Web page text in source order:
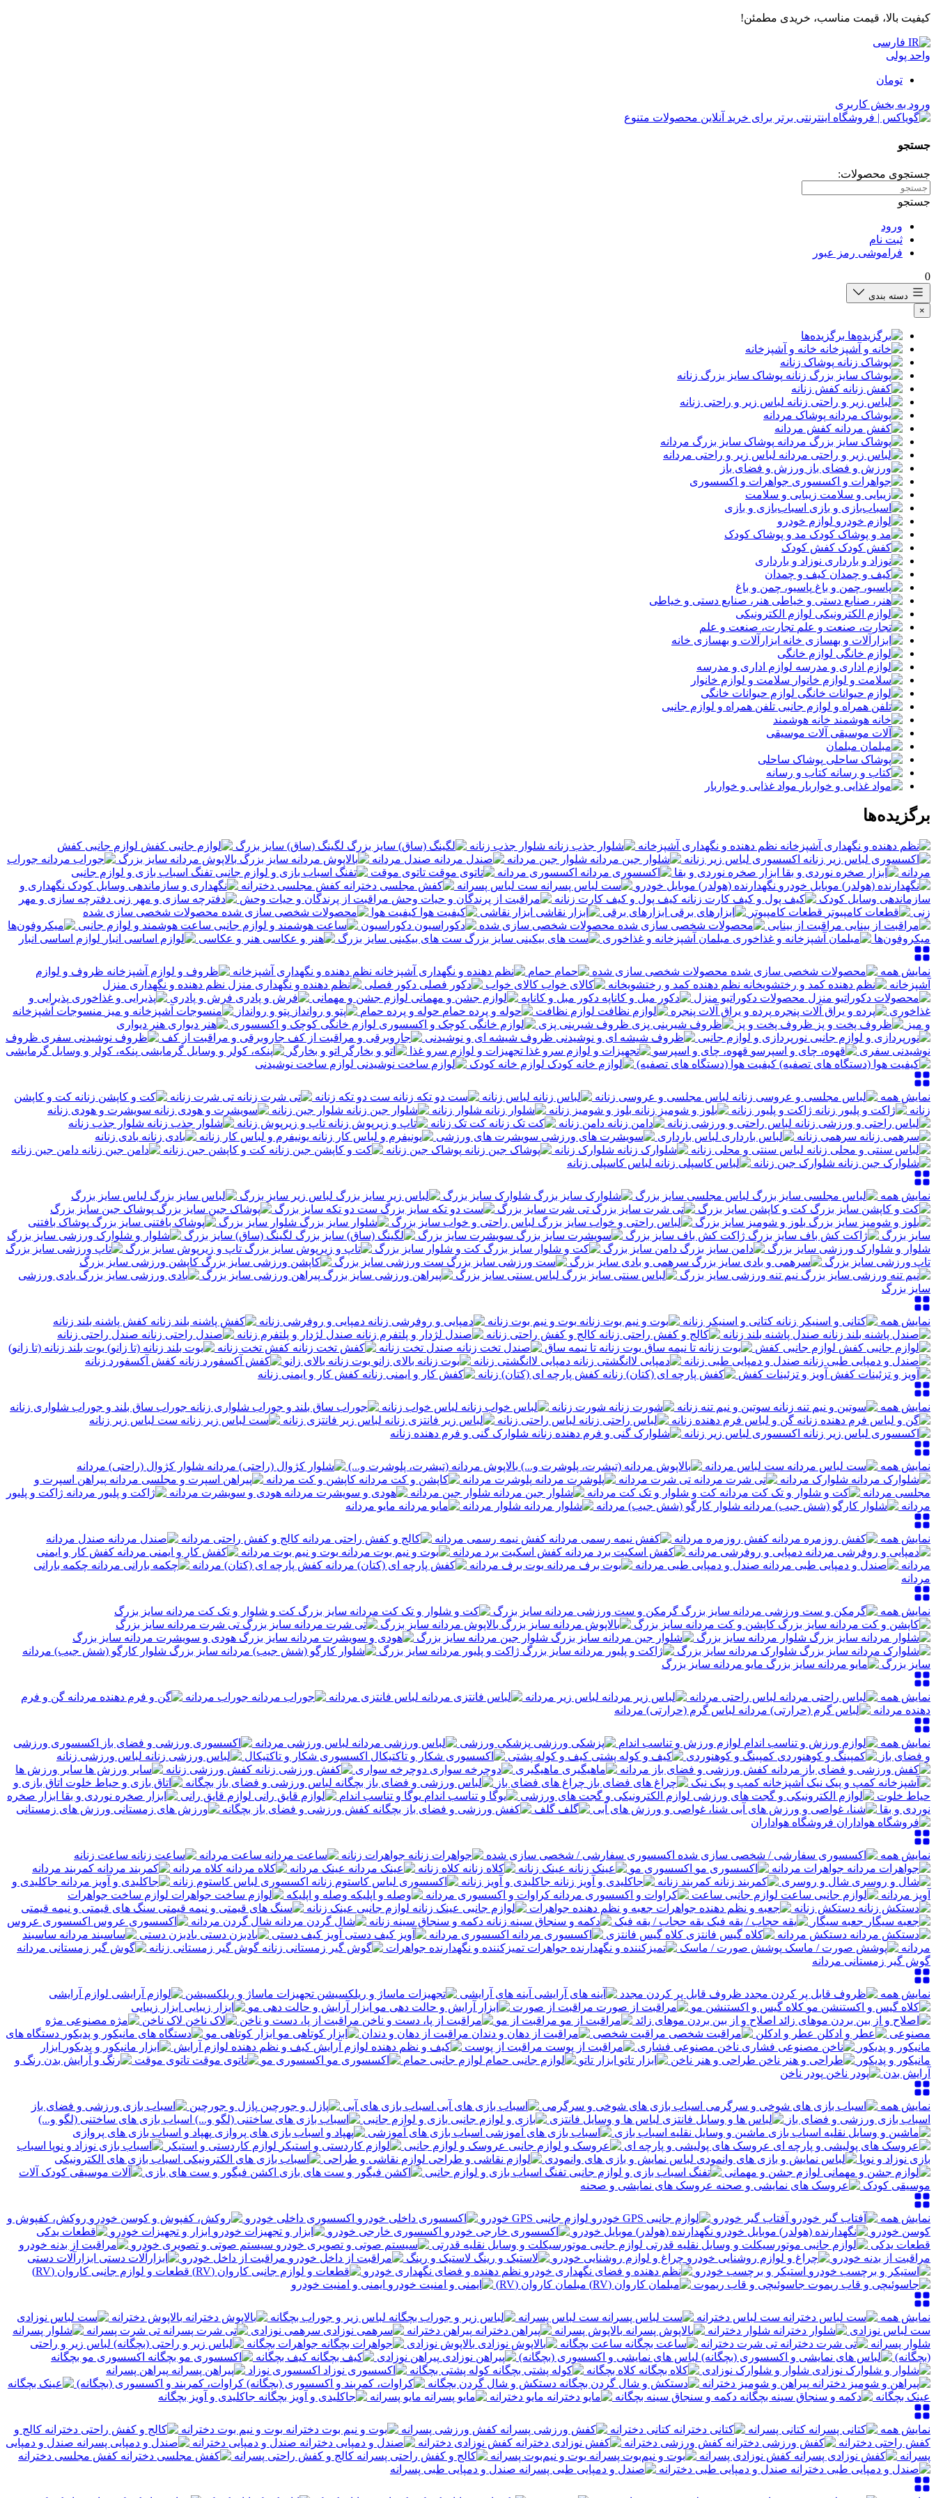
کیفیت بالا، قیمت مناسب، خریدی مطمئن!
فارسی
واحد پولی
تومان
ورود به بخش کاربری
جستجو
جستجوی محصولات:
جستجو
ورود
ثبت نام
فراموشی رمز عبور
0
دسته بندی
×
برگزیده‌ها
خانه و آشپزخانه
پوشاک زنانه
پوشاک سایز بزرگ زنانه
کفش زنانه
لباس زیر و راحتی زنانه
پوشاک مردانه
کفش مردانه
پوشاک سایز بزرگ مردانه
لباس زیر و راحتی مردانه
ورزش و فضای باز
جواهرات و اکسسوری
زیبایی و سلامت
اسباب‌بازی و بازی
لوازم خودرو
مد و پوشاک کودک
کفش کودک
نوزاد و بارداری
کیف و چمدان
پاسیو، چمن و باغ
هنر، صنایع دستی و خیاطی
لوازم الکترونیکی
تجارت، صنعت و علم
ابزارآلات و بهسازی خانه
لوازم خانگی
لوازم اداری و مدرسه
سلامت و لوازم خانوار
لوازم حیوانات خانگی
تلفن همراه و لوازم جانبی
خانه هوشمند
آلات موسیقی
مبلمان
پوشاک ساحلی
کتاب و رسانه
مواد غذایی و خواربار
برگزیده‌ها
نظم دهنده و نگهداری آشپزخانه شلوار جذب زنانه لگینگ (ساق) سایز بزرگ
لوازم جانبی کفش
اکسسوری لباس زیر زنانه
شلوار جین مردانه صندل مردانه بالاپوش مردانه سایز بزرگ
جوراب
مردانه
ابزار صخره نوردی و بقا اکسسوری مردانه تاتوی موقت
تفنگ اسباب بازی و لوازم جانبی
نگهدارنده (هولدر) موبایل خودرو
ست لباس پسرانه کفش مجلسی دخترانه
نگهداری و
سازماندهی وسایل کودک
کیف پول و کیف کارت زنانه مراقبت از پرندگان و حیات وحش
دفترچه سازی و مهر
زنی
قطعات کامپیوتر ابزارهای برقی ابزار نقاشی کیفیت هوا
محصولات شخصی سازی شده
مراقبت از بینایی
محصولات شخصی سازی شده دکوراسیون
ساعت هوشمند و لوازم جانبی
میکروفون‌ها
مبلمان آشپزخانه و غذاخوری ست های بیکینی سایز بزرگ هنر و عکاسی لوازم اساسی انبار
نمایش همه محصولات شخصی سازی شده حمام نظم دهنده و نگهداری آشپزخانه
ظروف و لوازم
آشپزخانه
نظم دهنده کمد و رختشویخانه کالای خواب دکور فصلی
نظم دهنده و نگهداری منزل
محصولات دکوراتیو منزل
دکور مبل و کاناپه لوازم جشن و مهمانی فرش و پادری
پذیرایی و
غذاخوری
پرده و یراق آلات پنجره لوازم نظافت حوله و پرده حمام پتو و روانداز
منسوجات آشپزخانه
و میز
ظروف پخت و پز ظروف شیرینی پزی لوازم خانگی کوچک و اکسسوری
هنر دیواری
نورپردازی و لوازم جانبی
ظروف شیشه ای و نوشیدنی جاروبرقی و مراقبت از کف
ظروف
نوشیدنی سفری
قهوه، چای و اسپرسو تجهیزات و لوازم سرو غذا اتو و بخارگر
پنکه، کولر و وسایل گرمایشی
کیفیت هوا (دستگاه های تصفیه)
لوازم خانه کودک لوازم ساخت نوشیدنی
نمایش همه لباس مجلسی و عروسی زنانه لباس زنانه ست دو تکه زنانه تی شرت زنانه
کت و کاپشن
زنانه
ژاکت و پلیور زنانه بلوز و شومیز زنانه شلوار زنانه شلوار جین زنانه
سویشرت و هودی زنانه
لباس راحتی و ورزشی زنانه
دامن زنانه کت تک زنانه تاپ و زیرپوش زنانه
شلوار جذب زنانه
سرهمی زنانه
لباس بارداری سویشرت های ورزشی یونیفرم و لباس کار زنانه
بادی زنانه
لباس سنتی و محلی زنانه
شلوارک زنانه پوشاک جین زنانه کت و کاپشن جین زنانه
دامن جین زنانه
شلوارک جین زنانه
لباس کاسپلی زنانه
نمایش همه لباس مجلسی سایز بزرگ شلوارک سایز بزرگ لباس زیر سایز بزرگ
لباس سایز بزرگ
کت و کاپشن سایز بزرگ
تی شرت سایز بزرگ ست دو تکه سایز بزرگ
پوشاک جین سایز بزرگ
بلوز و شومیز سایز بزرگ
لباس راحتی و خواب سایز بزرگ شلوار سایز بزرگ
پوشاک بافتنی
سایز بزرگ
ژاکت کش باف سایز بزرگ سویشرت سایز بزرگ
لگینگ (ساق) سایز بزرگ
شلوار و شلوارک ورزشی سایز بزرگ
دامن سایز بزرگ کت و شلوار سایز بزرگ
تاپ و زیرپوش سایز بزرگ
تاپ ورزشی سایز بزرگ
سرهمی و بادی سایز بزرگ ست ورزشی سایز بزرگ
کاپشن ورزشی سایز بزرگ
نیم تنه ورزشی سایز بزرگ
لباس سنتی سایز بزرگ پیراهن ورزشی سایز بزرگ
بادی ورزشی
سایز بزرگ
نمایش همه کتانی و اسنیکر زنانه بوت و نیم بوت زنانه دمپایی و روفرشی زنانه
کفش پاشنه بلند زنانه
صندل پاشنه بلند زنانه
کالج و کفش راحتی زنانه صندل لژدار و پلتفرم زنانه
صندل راحتی زنانه
لوازم جانبی کفش
بوت زنانه تا نیمه ساق صندل تخت زنانه کفش تخت زنانه
بوت بلند زنانه (تا زانو)
صندل و دمپایی طبی زنانه
دمپایی لاانگشتی زنانه بوت زنانه بالای زانو
کفش آکسفورد زنانه
آویز و تزئینات کفش
کفش پارچه ای (کتان) زنانه کفش کار و ایمنی زنانه
نمایش همه سوتین و نیم تنه زنانه شورت زنانه لباس خواب زنانه
جوراب ساق بلند و جوراب شلواری زنانه
گن و لباس فرم دهنده زنانه
لباس راحتی زنانه لباس زیر فانتزی زنانه
ست لباس زیر زنانه
اکسسوری لباس زیر زنانه
شلوارک گنی و فرم دهنده زنانه
نمایش همه ست لباس مردانه بالاپوش مردانه (تیشرت، پلوشرت و...)
شلوار کژوال (راحتی) مردانه
شلوارک مردانه
تی شرت مردانه پلوشرت مردانه کاپشن و کت مردانه
پیراهن اسپرت و
مجلسی مردانه
کت و شلوار و تک کت مردانه شلوار جین مردانه هودی و سویشرت مردانه
ژاکت و پلیور
مردانه
شلوار کارگو (شش جیب) مردانه شلوار مردانه مایو مردانه
نمایش همه کفش روزمره مردانه کفش نیمه رسمی مردانه کالج و کفش راحتی مردانه
صندل مردانه
دمپایی و روفرشی مردانه
کفش اسکیت برد مردانه بوت و نیم بوت مردانه
کفش کار و ایمنی
مردانه
صندل و دمپایی طبی مردانه بوت برف مردانه کفش پارچه ای (کتان) مردانه
چکمه بارانی
مردانه
نمایش همه گرمکن و ست ورزشی مردانه سایز بزرگ
کت و شلوار و تک کت مردانه سایز بزرگ
کاپشن و کت مردانه سایز بزرگ
بالاپوش مردانه سایز بزرگ
تی شرت مردانه سایز بزرگ
شلوار مردانه سایز بزرگ
شلوار جین مردانه سایز بزرگ
هودی و سویشرت مردانه سایز بزرگ
شلوارک مردانه سایز بزرگ
ژاکت و پلیور مردانه سایز بزرگ
شلوار کارگو (شش جیب) مردانه
سایز بزرگ
مایو مردانه سایز بزرگ
نمایش همه لباس راحتی مردانه لباس زیر مردانه لباس فانتزی مردانه جوراب مردانه
گن و فرم
دهنده مردانه
لباس گرم (حرارتی) مردانه
نمایش همه لوازم ورزش و تناسب اندام پزشکی ورزشی لباس ورزشی مردانه
اکسسوری ورزشی
و فضای باز
کمپینگ و کوهنوردی کیف و کوله پشتی اکسسوری شکار و تاکتیکال
لباس ورزشی زنانه
کفش ورزشی و فضای باز مردانه
ماهیگیری دوچرخه سواری کفش ورزشی زنانه
سایر ورزش ها
آشپزخانه کمپ و پیک نیک
چراغ های فضای باز لباس ورزشی و فضای باز بچگانه
اتاق بازی و
حیاط خلوت
لوازم الکترونیکی و گجت های ورزشی یوگا و تناسب اندام لوازم قایق رانی
ابزار صخره
نوردی و بقا
شنا، غواصی و ورزش های آبی گلف کفش ورزشی و فضای باز بچگانه
ورزش های زمستانی
فروشگاه هواداران
نمایش همه اکسسوری سفارشی / شخصی سازی شده جواهرات زنانه ساعت مردانه
ساعت زنانه
جواهرات مردانه
اکسسوری مو عینک زنانه کلاه زنانه عینک مردانه کلاه مردانه
کمربند مردانه
شال و روسری
کمربند زنانه جاکلیدی و آویز زنانه اکسسوری لباس کاستوم زنانه
جاکلیدی و
آویز مردانه
لوازم جانبی ساعت کراوات و اکسسوری مردانه وصله و اپلیکه
لوازم ساخت جواهرات
دستکش زنانه
جعبه و نظم دهنده جواهرات لوازم جانبی عینک زنانه
سنگ های قیمتی و نیمه قیمتی
جعبه سیگار
یقه حجاب / یقه فیک دکمه و سنجاق سینه زنانه شال گردن مردانه
اکسسوری عروس
دستکش مردانه
کلاه گیس فانتزی اکسسوری مردانه آویز کیف دستی بادبزن دستی
ساسبند
مردانه
پوشش صورت / ماسک تمیزکننده و نگهدارنده جواهرات
گوش گیر زمستانی زنانه
گوش گیر زمستانی مردانه
نمایش همه ظروف قابل پر کردن مجدد آینه های آرایشی تجهیزات ماساژ و ریلکسیشن
لوازم آرایشی
کلاه گیس و اکستنشن مو
مراقبت از صورت ابزار آرایش و حالت دهی مو
ابزار زیبایی
اصلاح و از بین بردن موهای زائد
مراقبت از مو مراقبت از پا، دست و ناخن لاک ناخن
مژه
مصنوعی
عطر و ادکلن مراقبت شخصی مراقبت از دهان و دندان ابزار کوتاهی مو
دستگاه های
مانیکور و پدیکور
ناخن مصنوعی فشاری مراقبت از پوست کیف و نظم دهنده لوازم آرایش
ابزار
مانیکور و پدیکور
طراحی و هنر ناخن ابزار تاتو لوازم جانبی حمام اکسسوری مو تاتوی موقت
رنگ و
آرایش بدن
پودر ناخن
نمایش همه اسباب بازی های شوخی و سرگرمی اسباب بازی های آبی
پازل و جورچین
اسباب بازی ورزشی و فضای باز
لباس ها و وسایل فانتزی بازی و لوازم جانبی
اسباب بازی های ساختنی (لگو و...)
ماشین و وسایل نقلیه اسباب بازی
اسباب بازی های آموزشی
پهپاد و اسباب بازی های پروازی
عروسک های پولیشی و پارچه ای
عروسک و لوازم جانبی لوازم کاردستی و استیکر
اسباب
بازی نوزاد و نوپا
لباس نمایش و بازی های وانمودی لوازم نقاشی و طراحی
اسباب بازی های الکترونیکی
لوازم جشن و مهمانی
تفنگ اسباب بازی و لوازم جانبی اکشن فیگور و ست های بازی
آلات
موسیقی کودک
عروسک های نمایشی و صحنه
نمایش همه آفتاب گیر خودرو لوازم جانبی GPS خودرو اکسسوری داخلی خودرو
روکش، کفپوش و
کوسن خودرو
نگهدارنده (هولدر) موبایل خودرو اکسسوری خارجی خودرو
ابزار و تجهیزات خودرو
قطعات یدکی
لوازم جانبی موتورسیکلت و وسایل نقلیه قدرتی
سیستم صوتی و تصویری خودرو
مراقبت از بدنه خودرو
چراغ و لوازم روشنایی خودرو لاستیک و رینگ مراقبت از داخل خودرو
ابزارآلات دستی
استیکر و برچسب خودرو
نظم دهنده و فضای نگهداری خودرو
قطعات و لوازم جانبی کاروان (RV)
جاسوئیچی و قاب ریموت
مبلمان کاروان (RV) ایمنی و امنیت خودرو
نمایش همه ست لباس دخترانه ست لباس پسرانه لباس زیر و جوراب بچگانه
بالاپوش دخترانه
ست لباس نوزادی
شلوار دخترانه بالاپوش پسرانه پیراهن دخترانه سرهمی نوزادی
تی شرت پسرانه
شلوار پسرانه
تی شرت دخترانه ساعت بچگانه بالاپوش نوزادی جواهرات بچگانه
لباس زیر و راحتی
(بچگانه)
لباس های نمایشی و اکسسوری (بچگانه) پیراهن نوزادی کیف بچگانه
اکسسوری مو بچگانه
شلوار و شلوارک نوزادی
کلاه بچگانه کوله پشتی بچگانه اکسسوری نوزاد
پیراهن پسرانه
پیراهن و شومیز دخترانه
دستکش و شال گردن بچگانه
کراوات، کمربند و اکسسوری (بچگانه)
عینک بچگانه
دکمه و سنجاق سینه بچگانه مایو دخترانه مایو پسرانه جاکلیدی و آویز بچگانه
نمایش همه کتانی پسرانه کتانی دخترانه کفش ورزشی پسرانه بوت و نیم‌ بوت دخترانه
کالج و
کفش راحتی دخترانه
کفش ورزشی دخترانه کفش نوزادی دخترانه صندل و دمپایی دخترانه
صندل و دمپایی
پسرانه
کفش نوزادی پسرانه بوت و نیم‌بوت پسرانه کالج و کفش راحتی پسرانه
کفش مجلسی دخترانه
صندل و دمپایی طبی دخترانه
صندل و دمپایی طبی پسرانه